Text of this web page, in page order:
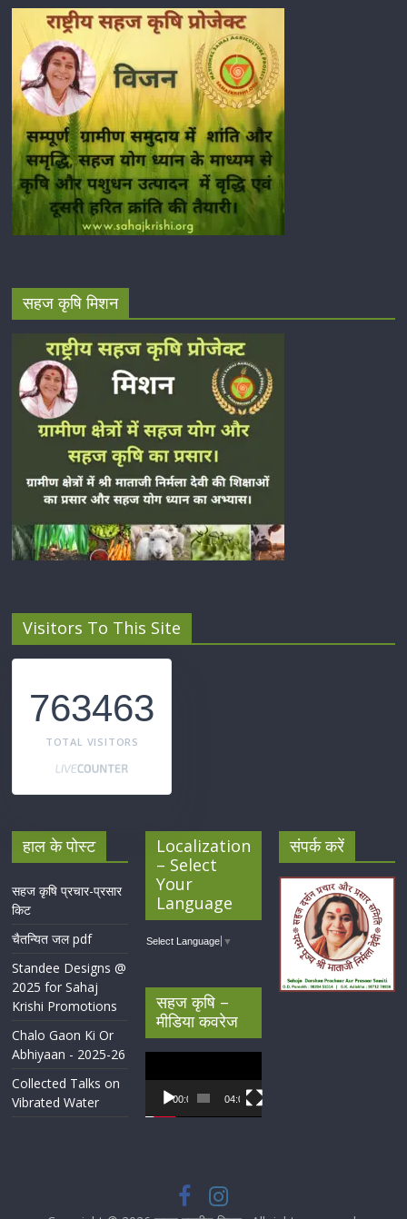
सहज कृषि मिशन
Visitors To This Site
763463
TOTAL VISITORS
हाल के पोस्ट
सहज कृषि प्रचार-प्रसार
किट
चैतन्यित जल pdf
Standee Designs @
2025 for Sahaj
Krishi Promotions
Chalo Gaon Ki Or
Abhiyaan - 2025-26
Collected Talks on
Vibrated Water
Localization
– Select
Your
Language
Select Language ▼
सहज कृषि –
मीडिया कवरेज
Player
00:00 04:07
संपर्क करें